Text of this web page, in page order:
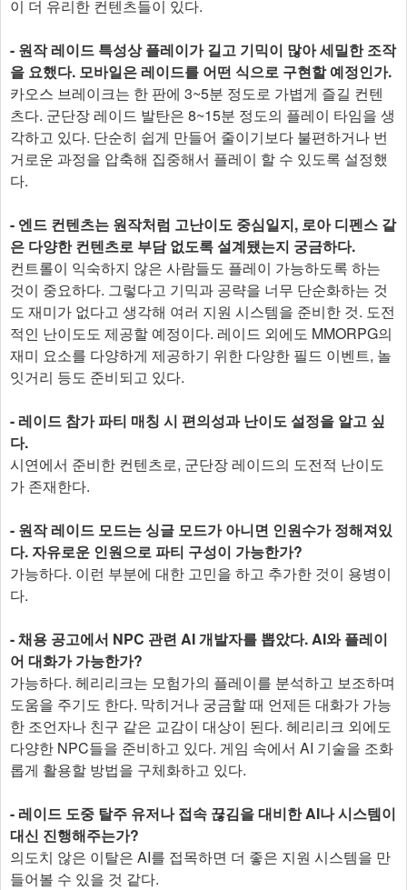
이 더 유리한 컨텐츠들이 있다.
- 원작 레이드 특성상 플레이가 길고 기믹이 많아 세밀한 조작
을 요했다. 모바일은 레이드를 어떤 식으로 구현할 예정인가.
카오스 브레이크는 한 판에 3~5분 정도로 가볍게 즐길 컨텐
츠다. 군단장 레이드 발탄은 8~15분 정도의 플레이 타임을 생
각하고 있다. 단순히 쉽게 만들어 줄이기보다 불편하거나 번
거로운 과정을 압축해 집중해서 플레이 할 수 있도록 설정했
다.
- 엔드 컨텐츠는 원작처럼 고난이도 중심일지, 로아 디펜스 같
은 다양한 컨텐츠로 부담 없도록 설계됐는지 궁금하다.
컨트롤이 익숙하지 않은 사람들도 플레이 가능하도록 하는
것이 중요하다. 그렇다고 기믹과 공략을 너무 단순화하는 것
도 재미가 없다고 생각해 여러 지원 시스템을 준비한 것. 도전
적인 난이도도 제공할 예정이다. 레이드 외에도 MMORPG의
재미 요소를 다양하게 제공하기 위한 다양한 필드 이벤트, 놀
잇거리 등도 준비되고 있다.
- 레이드 참가 파티 매칭 시 편의성과 난이도 설정을 알고 싶
다.
시연에서 준비한 컨텐츠로, 군단장 레이드의 도전적 난이도
가 존재한다.
- 원작 레이드 모드는 싱글 모드가 아니면 인원수가 정해져있
다. 자유로운 인원으로 파티 구성이 가능한가?
가능하다. 이런 부분에 대한 고민을 하고 추가한 것이 용병이
다.
- 채용 공고에서 NPC 관련 AI 개발자를 뽑았다. AI와 플레이
어 대화가 가능한가?
가능하다. 헤리리크는 모험가의 플레이를 분석하고 보조하며
도움을 주기도 한다. 막히거나 궁금할 때 언제든 대화가 가능
한 조언자나 친구 같은 교감이 대상이 된다. 헤리리크 외에도
다양한 NPC들을 준비하고 있다. 게임 속에서 AI 기술을 조화
롭게 활용할 방법을 구체화하고 있다.
- 레이드 도중 탈주 유저나 접속 끊김을 대비한 AI나 시스템이
대신 진행해주는가?
의도치 않은 이탈은 AI를 접목하면 더 좋은 지원 시스템을 만
들어볼 수 있을 것 같다.